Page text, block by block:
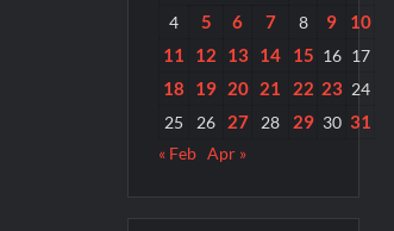
4
5 6 7 8 9
10
11
12 13 14 15 16 17
18 19 20 21 22 23 24
25
26 27 28 29 30 31
« Feb Apr »